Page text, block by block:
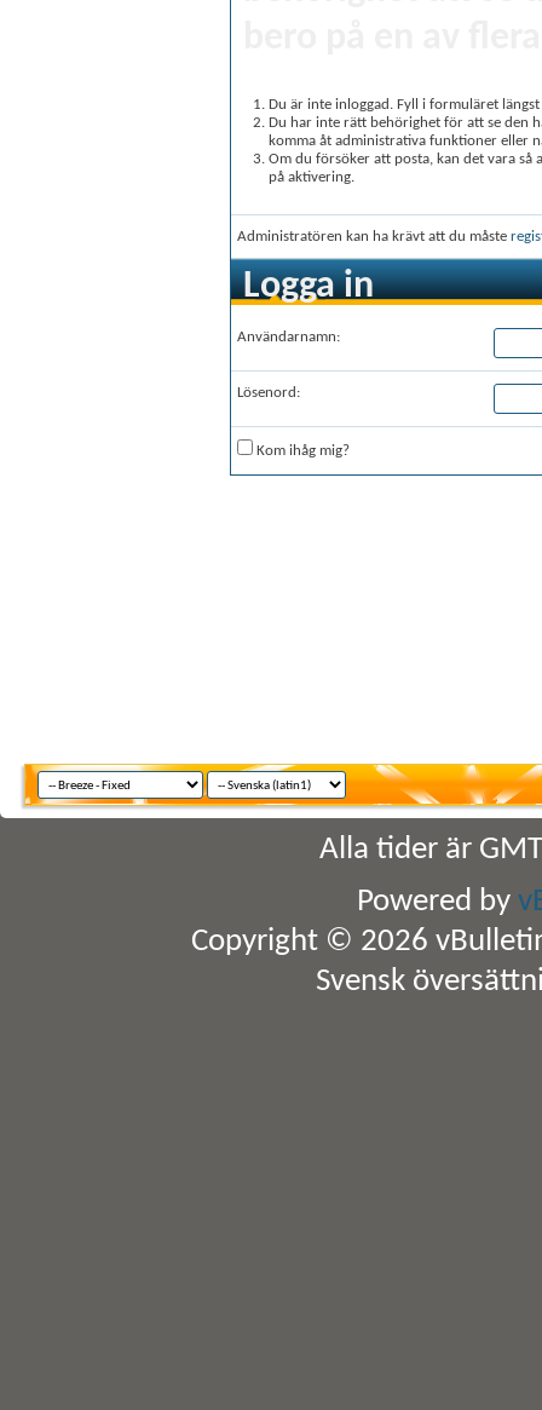
Du är inte inloggad. Fyll i formuläret
Du har inte rätt behörighet för att se den
komma åt administrativa funktioner eller
Om du försöker att posta, kan det vara
på aktivering.
Administratören kan ha krävt att du måste
Logga in
Användarnamn:
Lösenord:
Kom ihåg mig?
Alla tider är
Powered by
Copyright © 2026
Svensk